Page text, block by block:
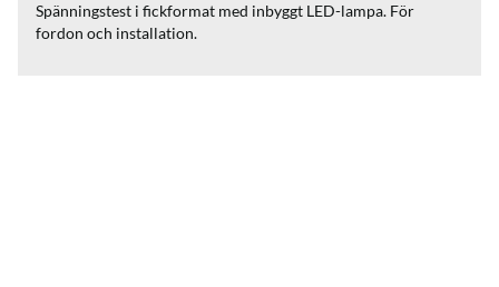
Spänningstest i fickformat med inbyggt LED-lampa. För
fordon och installation.